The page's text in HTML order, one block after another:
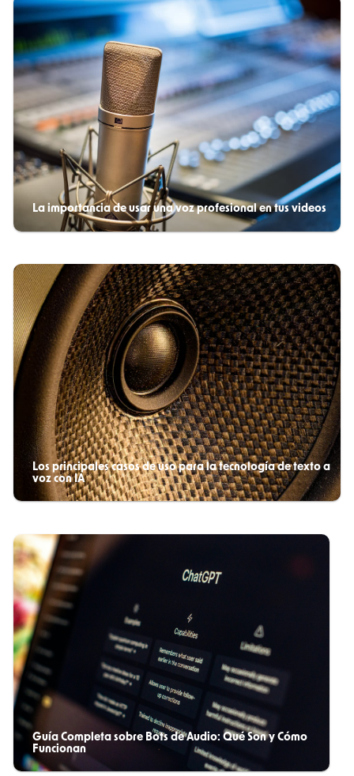
La importancia de usar una voz profesional en tus videos
Los principales casos de uso para la tecnología de texto a
voz con IA
Guía Completa sobre Bots de Audio: Qué Son y Cómo
Funcionan